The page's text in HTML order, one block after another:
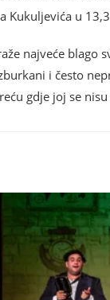
Kukuljevića u
najveće blago
i često
gdje joj se